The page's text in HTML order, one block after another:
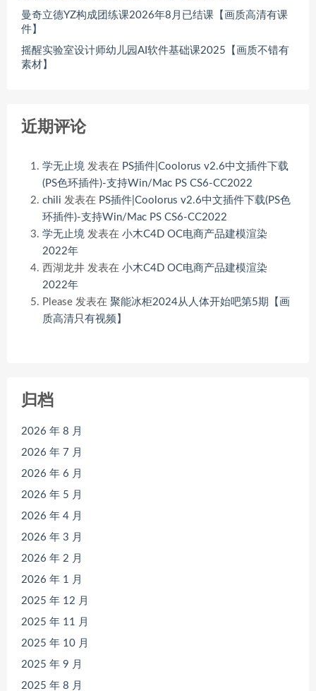
曼奇立德YZ构成团练课2026年8月已结课【画质高清有课
件】
摇醒实验室设计师幼儿园AI软件基础课2025【画质不错有
素材】
近期评论
学无止境 发表在 PS插件|Coolorus v2.6中文插件下载
(PS色环插件)-支持Win/Mac PS CS6-CC2022
chili 发表在 PS插件|Coolorus v2.6中文插件下载(PS色
环插件)-支持Win/Mac PS CS6-CC2022
学无止境 发表在 小木C4D OC电商产品建模渲染
2022年
西湖龙井 发表在 小木C4D OC电商产品建模渲染
2022年
Please 发表在 聚能冰柜2024从人体开始吧第5期【画
质高清只有视频】
归档
2026 年 8 月
2026 年 7 月
2026 年 6 月
2026 年 5 月
2026 年 4 月
2026 年 3 月
2026 年 2 月
2026 年 1 月
2025 年 12 月
2025 年 11 月
2025 年 10 月
2025 年 9 月
2025 年 8 月